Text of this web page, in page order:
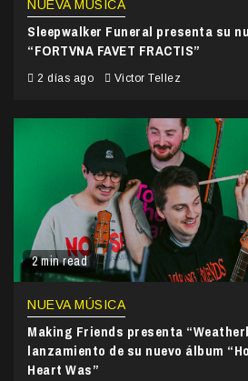
NUEVA MÚSICA
Sleepwalker Funeral presenta su
“FORTVNA FAVET FRACTIS”
2 días ago Victor Tellez
2 min read
NUEVA MÚSICA
Making Friends presenta
lanzamiento de su nuevo álbum
Heart Was”